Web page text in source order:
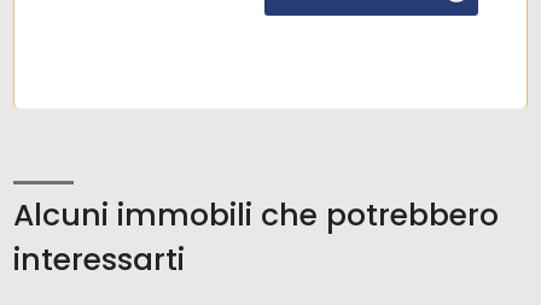
Alcuni immobili che potrebbero
interessarti